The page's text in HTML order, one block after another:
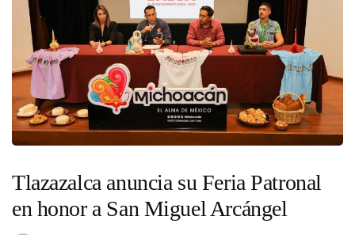
Tlazazalca anuncia su Feria Patronal
en honor a San Miguel Arcángel